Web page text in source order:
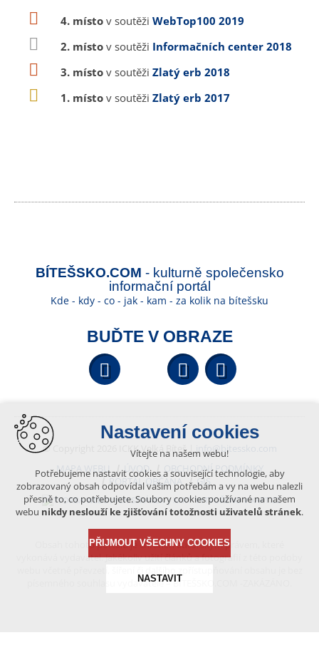
4. místo v soutěži WebTop100 2019
2. místo v soutěži Informačních center 2018
3. místo v soutěži Zlatý erb 2018
1. místo v soutěži Zlatý erb 2017
BÍTEŠSKO.COM - kulturně společensko
informační portál
Kde - kdy - co - jak - kam - za kolik na bítešsku
BUĎTE V OBRAZE
Facebook YouTube
© Copyright 2026 ICKK Velká Bíteš |
info@bitessko.com
MAPA WEBU
ÚVOD
OBCHODNÍ PODMÍNKY
PORTÁL OBČANA
GIS
VYTVOŘENO V XART.CZ
Obsah tohoto portálu je chráněn autorským právem, které
vykonává vydavatel. Jakékoliv užití článků a fotografií z této podoby
písemného souhlasu vydavatele – BÍTEŠSKO.COM -ZAKÁZÁNO.
Nastavení cookies
Vítejte na našem webu!
Potřebujeme nastavit cookies a související technologie, aby
zobrazovaný obsah odpovídal vašim potřebám a vy na webu nalezli
přesně to, co potřebujete. Soubory cookies používané na našem
webu nikdy neslouží ke zjišťování totožnosti uživatelů stránek.
PŘIJMOUT VŠECHNY COOKIES
NASTAVIT